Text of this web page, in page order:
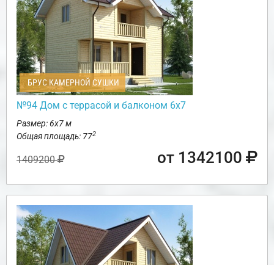
БРУС КАМЕРНОЙ СУШКИ
№94 Дом с террасой и балконом 6х7
Размер: 6х7 м
Общая площадь: 772
1409200 от 1342100